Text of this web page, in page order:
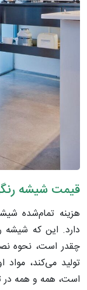
قیمت شیشه
هزینه تمام‌شده
دارد. این که شیشه
چقدر است، نحوه
تولید می‌کند،
است، همه و همه در